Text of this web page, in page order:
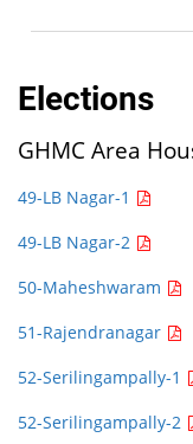
Elections
GHMC Area
49-LB Nagar-1
49-LB Nagar-2
50-Maheshwaram
51-Rajendranagar
52-Serilingampally-1
52-Serilingampally-2